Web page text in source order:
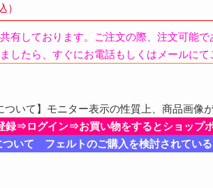
）
有しております。ご注文の際、注文可能で
したら、すぐにお電話もしくはメールにて
いて】モニター表示の性質上、商品画像
⇒ログイン⇒お買い物をするとショップポ
いて フェルトのご購入を検討されている